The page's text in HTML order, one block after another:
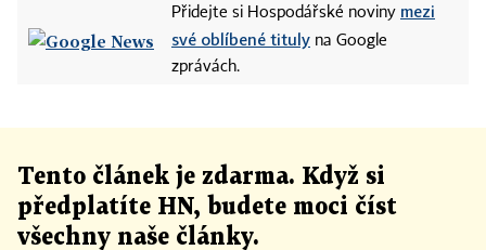
Přidejte si Hospodářské noviny mezi
své oblíbené tituly na Google
zprávách.
Tento článek je zdarma. Když si
předplatíte HN, budete moci číst
všechny naše články.